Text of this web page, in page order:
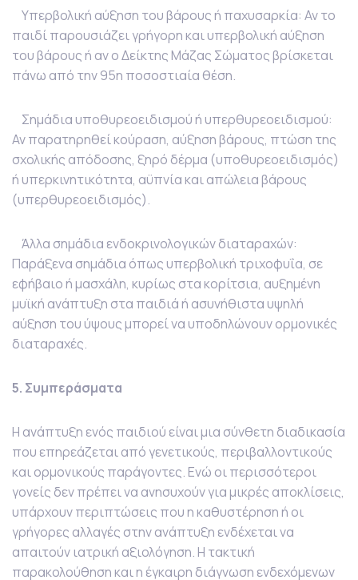
Υπερβολική αύξηση του βάρους ή παχυσαρκία: Αν το
παιδί παρουσιάζει γρήγορη και υπερβολική αύξηση
του βάρους ή αν ο Δείκτης Μάζας Σώματος βρίσκεται
πάνω από την 95η ποσοστιαία θέση.
Σημάδια υποθυρεοειδισμού ή υπερθυρεοειδισμού:
Αν παρατηρηθεί κούραση, αύξηση βάρους, πτώση της
σχολικής απόδοσης, ξηρό δέρμα (υποθυρεοειδισμός)
ή υπερκινητικότητα, αϋπνία και απώλεια βάρους
(υπερθυρεοειδισμός).
Άλλα σημάδια ενδοκρινολογικών διαταραχών:
Παράξενα σημάδια όπως υπερβολική τριχοφυΐα, σε
εφήβαιο ή μασχάλη, κυρίως στα κορίτσια, αυξημένη
μυϊκή ανάπτυξη στα παιδιά ή ασυνήθιστα υψηλή
αύξηση του ύψους μπορεί να υποδηλώνουν ορμονικές
διαταραχές.
5. Συμπεράσματα
Η ανάπτυξη ενός παιδιού είναι μια σύνθετη διαδικασία
που επηρεάζεται από γενετικούς, περιβαλλοντικούς
και ορμονικούς παράγοντες. Ενώ οι περισσότεροι
γονείς δεν πρέπει να ανησυχούν για μικρές αποκλίσεις,
υπάρχουν περιπτώσεις που η καθυστέρηση ή οι
γρήγορες αλλαγές στην ανάπτυξη ενδέχεται να
απαιτούν ιατρική αξιολόγηση. Η τακτική
παρακολούθηση και η έγκαιρη διάγνωση ενδεχόμενων